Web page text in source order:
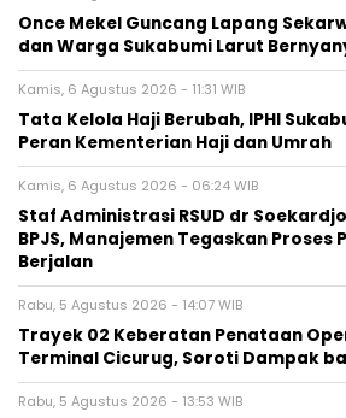
Once Mekel Guncang Lapang
dan Warga Sukabumi Larut
Kamis, 6 Agustus 2026 - 11:31 WIB
Tata Kelola Haji Berubah, IPHI
Peran Kementerian Haji dan Umrah
Kamis, 6 Agustus 2026 - 06:24 WIB
Staf Administrasi RSUD dr
BPJS, Manajemen Tegaskan Proses
Berjalan
Rabu, 5 Agustus 2026 - 14:07 WIB
‎Trayek 02 Keberatan Penataan
Terminal Cicurug, Soroti Dampak
Rabu, 5 Agustus 2026 - 13:53 WIB